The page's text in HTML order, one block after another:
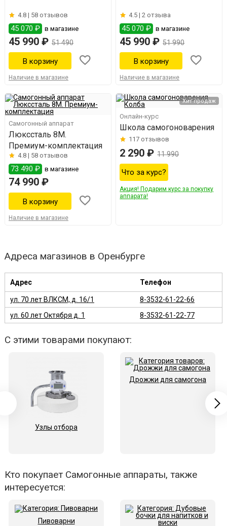
4.8 | 58 отзывов
45 070 ₽ в магазине
45 990 ₽ 51 490
Наличие в магазине
4.5 |2 отзыва
45 070 ₽ в магазине
45 990 ₽ 51 990
Наличие в магазине
Самогонный аппарат
Люкссталь 8M.
Премиум-комплектация
4.8 | 58 отзывов
73 490 ₽ в магазине
74 990 ₽
Наличие в магазине
Хит продаж
Онлайн-курс
Школа самогоноварения
117 отзывов
2 290 ₽ 11 990
Что за курс?
Акция! Подарим курс за покупку
аппарата!
Адреса магазинов в Оренбурге
Адрес Телефон
ул. 70 лет ВЛКСМ, д. 16/1
8-3532-61-22-66
ул. 60 лет Октября д. 1
8-3532-61-22-77
С этими товарами покупают:
Узлы отбора
Дрожжи для самогона
Кто покупает Самогонные аппараты, также
интересуется:
Пивоварни